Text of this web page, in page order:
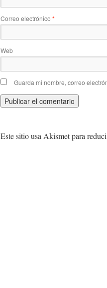
Correo electrónico *
Web
Guarda mi nombre, correo
Este sitio usa Akismet para